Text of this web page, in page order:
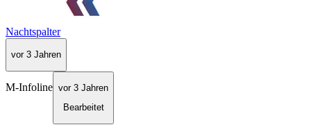
Nachtspalter
vor 3 Jahren
M-Infoline vor 3 Jahren
Bearbeitet